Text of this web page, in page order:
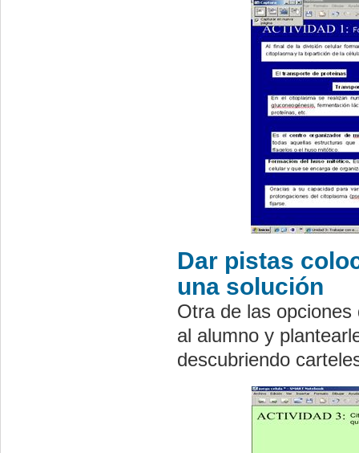
Dar pistas
una solución
Otra de las
al alumno y
descubriendo